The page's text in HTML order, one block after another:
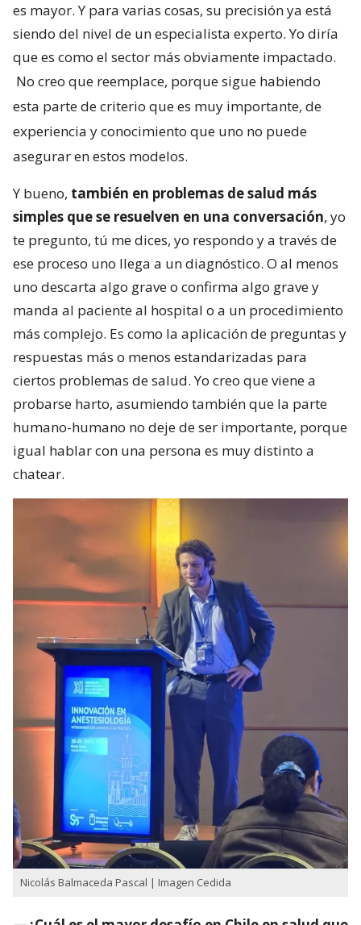
es mayor. Y para varias cosas, su precisión ya está
siendo del nivel de un especialista experto. Yo diría
que es como el sector más obviamente impactado.
No creo que reemplace, porque sigue habiendo
esta parte de criterio que es muy importante, de
experiencia y conocimiento que uno no puede
asegurar en estos modelos.
Y bueno, también en problemas de salud más
simples que se resuelven en una conversación, yo
te pregunto, tú me dices, yo respondo y a través de
ese proceso uno llega a un diagnóstico. O al menos
uno descarta algo grave o confirma algo grave y
manda al paciente al hospital o a un procedimiento
más complejo. Es como la aplicación de preguntas y
respuestas más o menos estandarizadas para
ciertos problemas de salud. Yo creo que viene a
probarse harto, asumiendo también que la parte
humano-humano no deje de ser importante, porque
igual hablar con una persona es muy distinto a
chatear.
Nicolás Balmaceda Pascal | Imagen Cedida